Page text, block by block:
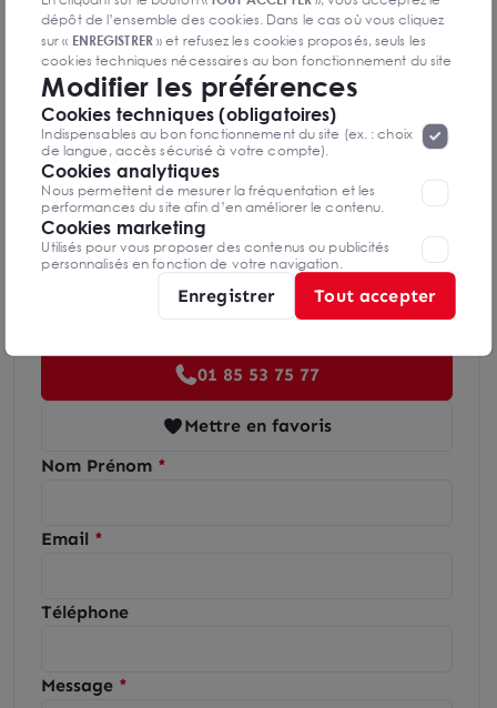
Indice d'émission de gaz à effet de serre
Diagnostics GES en cours de réalisation
Stéphane GILLERON
Boulogne
01 85 53 75 77
Mettre en favoris
Nom Prénom
Email
Téléphone
Message
dépôt de l’ensemble des cookies. Dans le cas où vous cliquez
sur « ENREGISTRER» et refusez les cookies proposés, seuls les
cookies techniques nécessaires au bon fonctionnement du site
seront déposés. Pour plus d’informations, vous pouvez consulter
la page«Protection des données à caractère
personnel ».Lorsque vous naviguez sur notre site internet, il
peut être amenée à déposer des cookies. Vous avez la
possibilité de désactiver les cookies, ces réglages ne seront
valables que sur le navigateur que vous utilisez actuellement
Modifier les préférences
Cookies techniques (obligatoires)
Indispensables au bon fonctionnement du site (ex. : choix
de langue, accès sécurisé à votre compte).
Cookies analytiques
Nous permettent de mesurer la fréquentation et les
performances du site afin d’en améliorer le contenu.
Cookies marketing
Utilisés pour vous proposer des contenus ou publicités
personnalisés en fonction de votre navigation.
Enregistrer Tout accepter